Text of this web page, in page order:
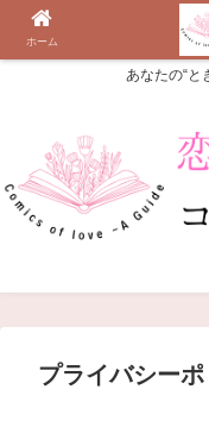
あなたの“と
プライバシー
ホーム